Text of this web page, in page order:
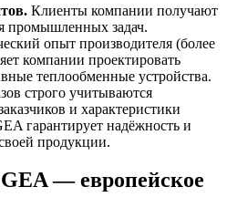
Клиенты компании получают
промышленных задач.
опыт производителя (более
компании проектировать
теплообменные устройства.
строго учитываются
и характеристики
гарантирует надёжность и
продукции.
GEA— европейское